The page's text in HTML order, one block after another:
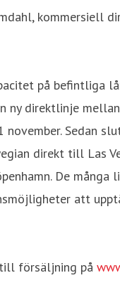
kommersiell
på befintliga
ny direktlinje
november. Sedan
direkt till Las
De många
att
försäljning på